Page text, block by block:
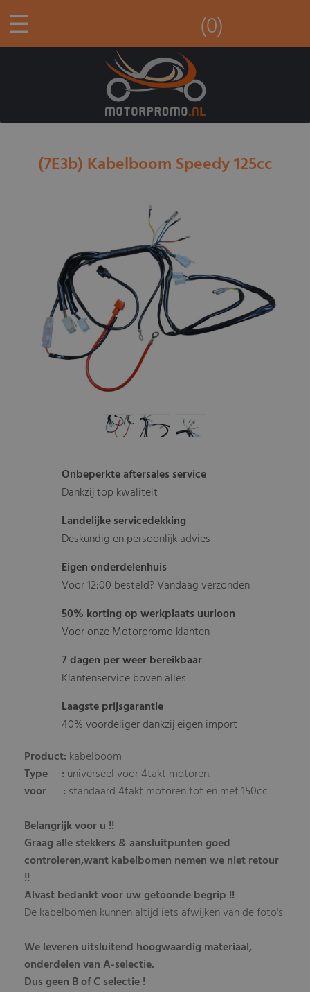
☰ (0)
(7E3b) Kabelboom Speedy 125cc
Onbeperkte aftersales service
Dankzij top kwaliteit
Landelijke servicedekking
Deskundig en persoonlijk advies
Eigen onderdelenhuis
Voor 12:00 besteld? Vandaag verzonden
50% korting op werkplaats uurloon
Voor onze Motorpromo klanten
7 dagen per weer bereikbaar
Klantenservice boven alles
Laagste prijsgarantie
40% voordeliger dankzij eigen import
Product: kabelboom
Type : universeel voor 4takt motoren.
voor : standaard 4takt motoren tot en met 150cc
Belangrijk voor u !!
Graag alle stekkers & aansluitpunten goed
controleren,want kabelbomen nemen we niet retour
!!
Alvast bedankt voor uw getoonde begrip !!
De kabelbomen kunnen altijd iets afwijken van de foto's
We leveren uitsluitend hoogwaardig materiaal,
onderdelen van A-selectie.
Dus geen B of C selectie !